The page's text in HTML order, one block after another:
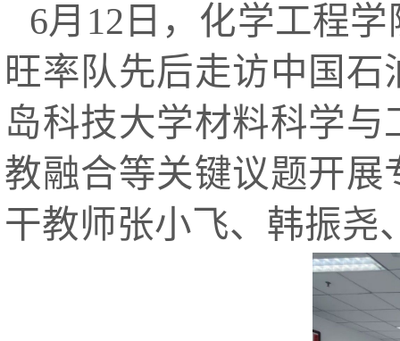
6月12日，化学工程
旺率队先后走访中国
岛科技大学材料科学
教融合等关键议题开
干教师张小飞、韩振尧